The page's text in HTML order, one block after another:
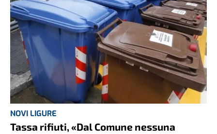
NOVI LIGURE
Tassa rifiuti, «Dal Comune nessuna